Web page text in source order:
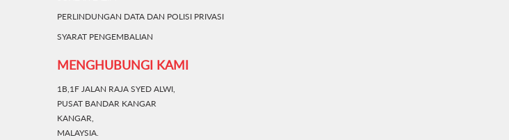
PERLINDUNGAN DATA DAN POLISI PRIVASI
SYARAT PENGEMBALIAN
MENGHUBUNGI KAMI
1B,1F JALAN RAJA SYED ALWI,
PUSAT BANDAR KANGAR
KANGAR,
MALAYSIA.